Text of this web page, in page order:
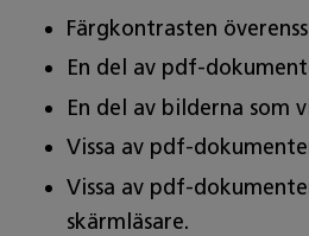
Färgkontrasten
En del av pdf-
En del av bilderna som
Vissa av pdf-
Vissa av pdf-
skärmläsare.